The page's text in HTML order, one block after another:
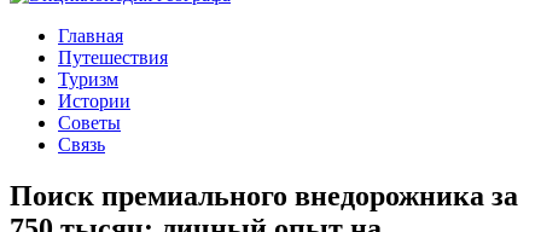
Главная
Путешествия
Туризм
Истории
Советы
Связь
Поиск премиального внедорожника за